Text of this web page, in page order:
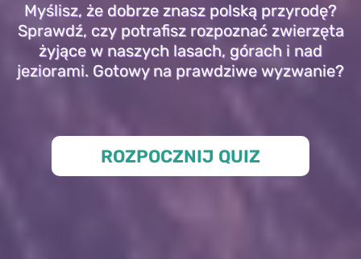
Myślisz, że dobrze znasz polską przyrodę?
Sprawdź, czy potrafisz rozpoznać zwierzęta
żyjące w naszych lasach, górach i nad
jeziorami. Gotowy na prawdziwe wyzwanie?
ROZPOCZNIJ QUIZ